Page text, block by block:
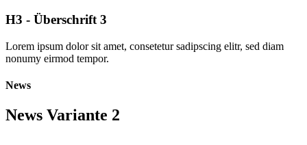
H3 - Überschrift 3
Lorem ipsum dolor sit amet, consetetur sadipscing elitr, sed diam
nonumy eirmod tempor.
News
News Variante 2